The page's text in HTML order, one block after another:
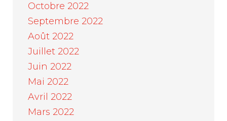
Octobre 2022
Septembre 2022
Août 2022
Juillet 2022
Juin 2022
Mai 2022
Avril 2022
Mars 2022